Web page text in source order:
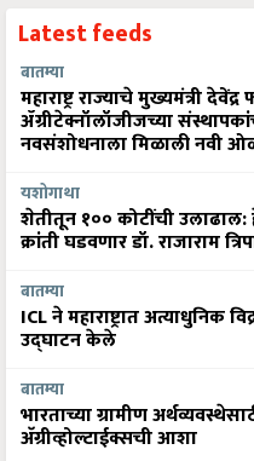
Latest feeds
बातम्या
महाराष्ट्र राज्याचे मुख्यमंत्री
ॲग्रीटेक्नॉलॉजीजच्या
नवसंशोधनाला मिळाली नवी
यशोगाथा
शेतीतून १०० कोटींची उलाढाल:
क्रांती घडवणार डॉ. राजाराम
बातम्या
ICL ने महाराष्ट्रात अत्याधुनिक
उद्घाटन केले
बातम्या
भारताच्या ग्रामीण
अ‍ॅग्रीव्होल्टाईक्सची आशा